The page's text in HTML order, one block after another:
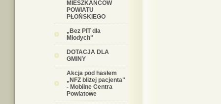
MIESZKAŃCÓW
POWIATU
PŁOŃSKIEGO
„Bez PIT dla
Młodych"
DOTACJA DLA
GMINY
Akcja pod hasłem
„NFZ bliżej pacjenta"
- Mobilne Centra
Powiatowe